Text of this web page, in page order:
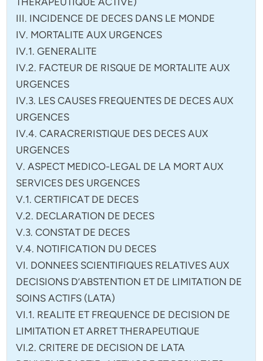
III. INCIDENCE DE DECES DANS LE MONDE
IV. MORTALITE AUX URGENCES
IV.1. GENERALITE
IV.2. FACTEUR DE RISQUE DE MORTALITE AUX
URGENCES
IV.3. LES CAUSES FREQUENTES DE DECES AUX
URGENCES
IV.4. CARACRERISTIQUE DES DECES AUX
URGENCES
V. ASPECT MEDICO-LEGAL DE LA MORT AUX
SERVICES DES URGENCES
V.1. CERTIFICAT DE DECES
V.2. DECLARATION DE DECES
V.3. CONSTAT DE DECES
V.4. NOTIFICATION DU DECES
VI. DONNEES SCIENTIFIQUES RELATIVES AUX
DECISIONS D’ABSTENTION ET DE LIMITATION DE
SOINS ACTIFS (LATA)
VI.1. REALITE ET FREQUENCE DE DECISION DE
LIMITATION ET ARRET THERAPEUTIQUE
VI.2. CRITERE DE DECISION DE LATA